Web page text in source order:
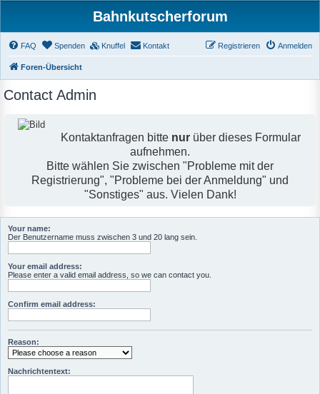
Bahnkutscherforum
FAQ Spenden Knuffel Kontakt Anmelden
Registrieren
Foren-Übersicht
Contact Admin
Kontaktanfragen bitte nur über dieses Formular
aufnehmen.
Bitte wählen Sie zwischen "Probleme mit der
Registrierung", "Probleme bei der Anmeldung" und
"Sonstiges" aus. Vielen Dank!
Your name:
Der Benutzername muss zwischen 3 und 20 lang sein.
Your email address:
Please enter a valid email address, so we can contact you.
Confirm email address:
Reason:
Nachrichtentext: